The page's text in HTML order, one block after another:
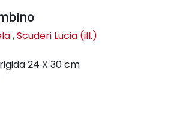
,Scuderi Lucia (ill.)
24 X 30 cm